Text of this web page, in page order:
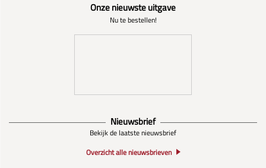
Onze nieuwste uitgave
Nu te bestellen!
Nieuwsbrief
Bekijk de laatste nieuwsbrief
Overzicht alle nieuwsbrieven